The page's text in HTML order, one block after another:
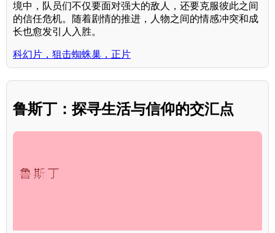
境中，队员们不仅要面对强大的敌人，还要克服彼此之间
的信任危机。随着剧情的推进，人物之间的情感冲突和成
长也愈发引人入胜。
科幻片，狙击蜘蛛巢，正片
鲁斯丁：探寻生活与信仰的交汇点